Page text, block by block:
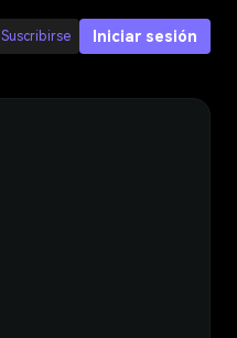
Suscribirse Iniciar sesión